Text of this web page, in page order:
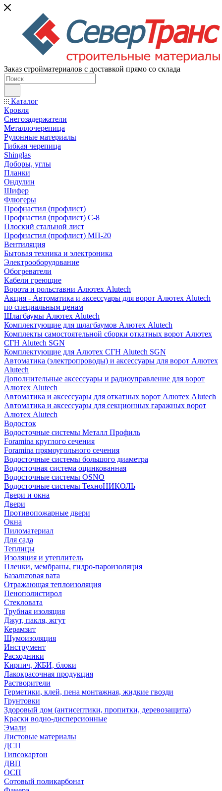
Заказ стройматериалов с доставкой прямо со склада
Каталог
Кровля
Снегозадержатели
Металлочерепица
Рулонные материалы
Гибкая черепица
Shinglas
Доборы, углы
Планки
Ондулин
Шифер
Флюгеры
Профнастил (профлист)
Профнастил (профлист) С-8
Плоский стальной лист
Профнастил (профлист) МП-20
Вентиляция
Бытовая техника и электроника
Электрооборудование
Обогреватели
Кабели греющие
Ворота и рольставни Алютех Alutech
Акция - Автоматика и аксессуары для ворот Алютех Alutech
по специальным ценам
Шлагбаумы Алютех Alutech
Комплектующие для шлагбаумов Алютех Alutech
Комплекты самостоятельной сборки откатных ворот Алютех
СГН Alutech SGN
Комплектующие для Алютех СГН Alutech SGN
Автоматика (электропроводы) и аксессуары для ворот Алютех
Alutech
Дополнительные аксессуары и радиоуправление для ворот
Алютех Alutech
Автоматика и аксессуары для откатных ворот Алютех Alutech
Автоматика и аксессуары для секционных гаражных ворот
Алютех Alutech
Водосток
Водосточные системы Металл Профиль
Foramina круглого сечения
Foramina прямоугольного сечения
Водосточные системы большого диаметра
Водосточная система оцинкованная
Водосточные системы OSNO
Водосточные системы ТехноНИКОЛЬ
Двери и окна
Двери
Противопожарные двери
Окна
Пиломатериал
Для сада
Теплицы
Изоляция и утеплитель
Пленки, мембраны, гидро-пароизоляция
Базальтовая вата
Отражающая теплоизоляция
Пенополистирол
Стекловата
Трубная изоляция
Джут, пакля, жгут
Керамзит
Шумоизоляция
Инструмент
Расходники
Кирпич, ЖБИ, блоки
Лакокрасочная продукция
Растворители
Герметики, клей, пена монтажная, жидкие гвозди
Грунтовки
Здоровый дом (антисептики, пропитки, деревозащита)
Краски водно-дисперсионные
Эмали
Листовые материалы
ДСП
Гипсокартон
ДВП
ОСП
Сотовый поликарбонат